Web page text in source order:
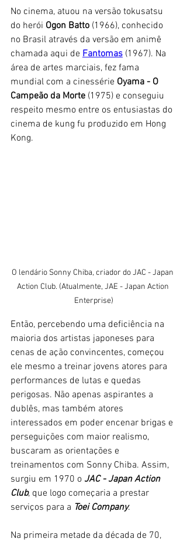
No cinema, atuou na versão tokusatsu
do herói Ogon Batto (1966), conhecido
no Brasil através da versão em animê
chamada aqui de Fantomas (1967). Na
área de artes marciais, fez fama
mundial com a cinessérie Oyama - O
Campeão da Morte (1975) e conseguiu
respeito mesmo entre os entusiastas do
cinema de kung fu produzido em Hong
Kong.
O lendário Sonny Chiba, criador do JAC - Japan
Action Club. (Atualmente, JAE - Japan Action
Enterprise)
Então, percebendo uma deficiência na
maioria dos artistas japoneses para
cenas de ação convincentes, começou
ele mesmo a treinar jovens atores para
performances de lutas e quedas
perigosas. Não apenas aspirantes a
dublês, mas também atores
interessados em poder encenar brigas e
perseguições com maior realismo,
buscaram as orientações e
treinamentos com Sonny Chiba. Assim,
surgiu em 1970 o JAC - Japan Action
Club, que logo começaria a prestar
serviços para a Toei Company.
Na primeira metade da década de 70,